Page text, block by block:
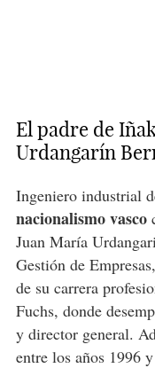
El padre de
Urdangarín
Ingeniero industrial
nacionalismo vasco
Juan María
Gestión de
de su carrera
Fuchs, donde
y director general.
entre los años 1996